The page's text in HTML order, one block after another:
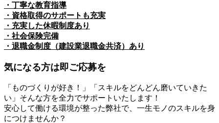
・丁寧な教育指導
・資格取得のサポートも充実
・充実した休暇制度あり
・社会保険完備
・退職金制度（建設業退職金共済）あり
気になる方は即ご応募を
「ものづくりが好き！」「スキルをどんどん磨いていきた
い」そんな方を全力でサポートいたします！
安心して働ける環境が整った弊社で、一生モノのスキルを身
につけませんか？